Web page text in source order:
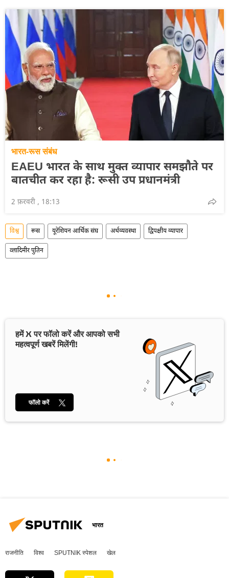
भारत-रूस संबंध
EAEU भारत के साथ मुक्त व्यापार समझौते पर
बातचीत कर रहा है: रूसी उप प्रधानमंत्री
2 फ़रवरी , 18:13
विश्व रूस यूरेशियन आर्थिक संघ अर्थव्यवस्था द्विपक्षीय व्यापार
व्लादिमीर पुतिन
हमें X पर फॉलो करें और आपको सभी
महत्वपूर्ण खबरें मिलेंगी!
फॉलो करें
भारत
राजनीति विश्व SPUTNIK स्पेशल खेल